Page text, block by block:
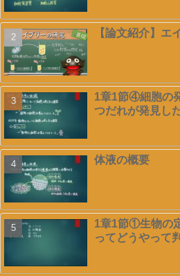
【論文紹介】エ
1章1節④細胞の
つだれが発見し
体液の概要
1章1節①生物の
ってどうやって